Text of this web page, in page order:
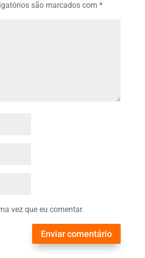
são marcados com *
vez que eu comentar.
Enviar comentário